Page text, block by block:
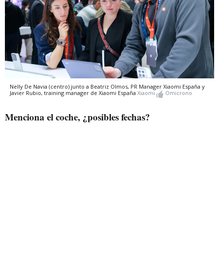
Nelly De Navia (centro) junto a Beatriz Olmos, PR Manager Xiaomi España y
Javier Rubio, training manager de Xiaomi España Xiaomi Omicrono
Menciona el coche, ¿posibles fechas?